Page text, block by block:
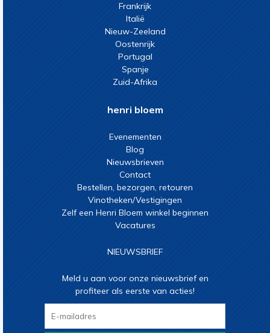
Frankrijk
Italië
Nieuw-Zeeland
Oostenrijk
Portugal
Spanje
Zuid-Afrika
henri bloem
Evenementen
Blog
Nieuwsbrieven
Contact
Bestellen, bezorgen, retouren
Vinotheken/Vestigingen
Zelf een Henri Bloem winkel beginnen
Vacatures
NIEUWSBRIEF
Meld u aan voor onze nieuwsbrief en
profiteer als eerste van acties!